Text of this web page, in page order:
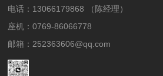
电话：13066179868 （陈经理）
座机：0769-86066778
邮箱：252363606@qq.com